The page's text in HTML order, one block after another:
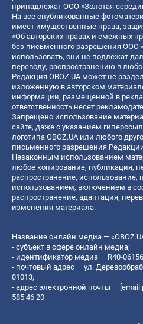
принадлежат ООО «Золотая
На все опубликованные
имеет имущественные права,
«Об авторских правах и смежных
без письменного разрешения ООО
использовать, они не подлежат
переводу, распространению в
Редакция OBOZ.UA может не
изложенную в авторском
информации, размещенной в
ответственность несет
Запрещено использование
сайте, даже с указанием
логотипа OBOZ.UA или любого
письменного разрешения
Незаконным использованием
любое копирование, публикация,
распространение, использование,
использованием, включением в
распространение, адаптация,
изменения материала.
Название онлайн медиа —
- субъект в сфере онлайн медиа;
- идентификатор медиа — R40-
- почтовый адрес — ул.
01013;
- адрес электронной почты — [email
585 46 20